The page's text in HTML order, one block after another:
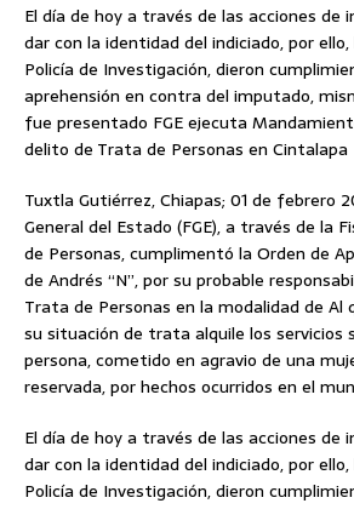
El día de hoy a través de las acciones de
dar con la identidad del indiciado, por
Policía de Investigación, dieron
aprehensión en contra del imputado,
fue presentado FGE ejecuta
delito de Trata de Personas en Cintalapa
Tuxtla Gutiérrez, Chiapas; 01 de febrero
General del Estado (FGE), a través de la
de Personas, cumplimentó la Orden de
de Andrés “N”, por su probable
Trata de Personas en la modalidad de Al
su situación de trata alquile los servicios
persona, cometido en agravio de una
reservada, por hechos ocurridos en el
El día de hoy a través de las acciones de
dar con la identidad del indiciado, por
Policía de Investigación, dieron